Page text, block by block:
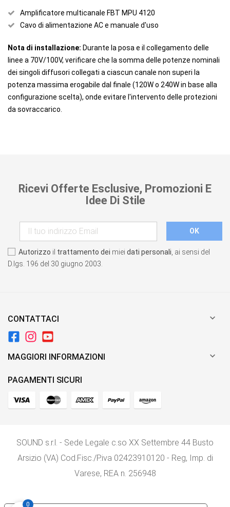
Amplificatore multicanale FBT MPU 4120
Cavo di alimentazione AC e manuale d'uso
Nota di installazione: Durante la posa e il collegamento delle
linee a 70V/100V, verificare che la somma delle potenze nominali
dei singoli diffusori collegati a ciascun canale non superi la
potenza massima erogabile dal finale (120W o 240W in base alla
configurazione scelta), onde evitare l'intervento delle protezioni
da sovraccarico.
Ricevi Offerte Esclusive, Promozioni E
Idee Di Stile
Autorizzo il trattamento dei miei dati personali , ai sensi del
D.lgs. 196 del 30 giugno 2003.
CONTATTACI 
MAGGIORI INFORMAZIONI 
PAGAMENTI SICURI
SOUND s.r.l. - Sede Legale c.so XX Settembre 44 Busto
Arsizio (VA) Cod.Fisc./P.iva 02423910120 - Reg, Imp. di
Varese, REA n. 256948
0